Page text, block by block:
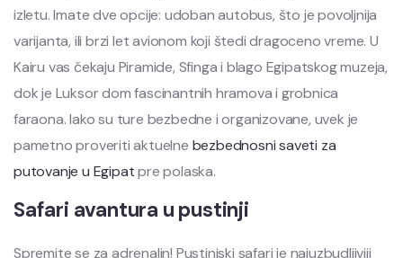
izletu. Imate dve opcije: udoban autobus, što je povoljnija
varijanta, ili brzi let avionom koji štedi dragoceno vreme. U
Kairu vas čekaju Piramide, Sfinga i blago Egipatskog muzeja,
dok je Luksor dom fascinantnih hramova i grobnica
faraona. Iako su ture bezbedne i organizovane, uvek je
pametno proveriti aktuelne bezbednosni saveti za
putovanje u Egipatpre polaska.
Safari avantura u pustinji
Spremite se za adrenalin! Pustinjski safari je najuzbudljiviji